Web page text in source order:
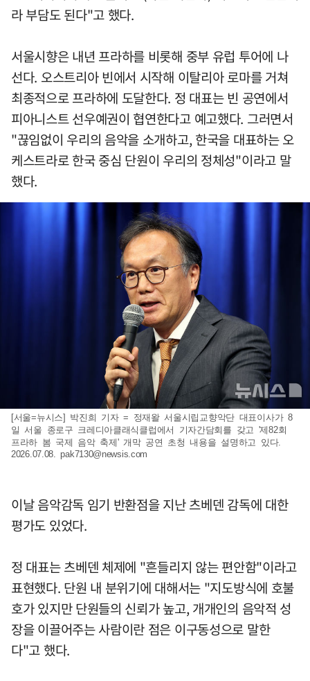
라 부담도 된다"고 했다.
서울시향은 내년 프라하를 비롯해 중부 유럽 투어에 나
선다. 오스트리아 빈에서 시작해 이탈리아 로마를 거쳐
최종적으로 프라하에 도달한다. 정 대표는 빈 공연에서
피아니스트 선우예권이 협연한다고 예고했다. 그러면서
"끊임없이 우리의 음악을 소개하고, 한국을 대표하는 오
케스트라로 한국 중심 단원이 우리의 정체성"이라고 말
했다.
[서울=뉴시스] 박진희 기자 = 정재왈 서울시립교향악단 대표이사가 8
일 서울 종로구 크레디아클래식클럽에서 기자간담회를 갖고 '제82회
프라하 봄 국제 음악 축제' 개막 공연 초청 내용을 설명하고 있다.
2026.07.08.pak7130@newsis.com
이날 음악감독 임기 반환점을 지난 츠베덴 감독에 대한
평가도 있었다.
정 대표는 츠베덴 체제에 "흔들리지 않는 편안함"이라고
표현했다. 단원 내 분위기에 대해서는 "지도방식에 호불
호가 있지만 단원들의 신뢰가 높고, 개개인의 음악적 성
장을 이끌어주는 사람이란 점은 이구동성으로 말한
다"고 했다.